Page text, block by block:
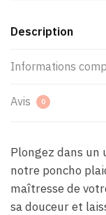
Description
Informations
Avis 0
Plongez dans un
notre poncho
maîtresse de
sa douceur et